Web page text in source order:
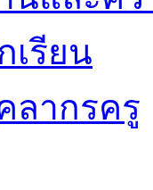
เรียน
ลากรครู